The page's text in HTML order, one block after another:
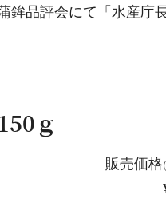
鉾品評会にて「水産庁
ｇ
販売価格